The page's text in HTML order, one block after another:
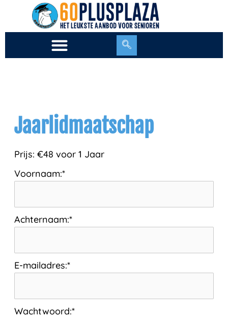
de
Jaarlidmaatschap
Prijs: €48 voor 1 Jaar
Voornaam:*
Achternaam:*
E-mailadres:*
Wachtwoord:*